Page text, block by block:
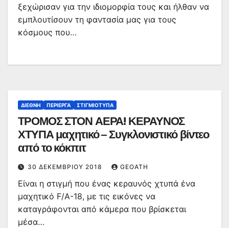
ξεχώρισαν για την ιδιομορφία τους και ήλθαν να
εμπλουτίσουν τη φαντασία μας για τους
κόσμους που…
ΔΙΕΘΝΉ ΠΕΡΊΕΡΓΑ ΣΤΙΓΜΙΌΤΥΠΑ
ΤΡΟΜΟΣ ΣΤΟΝ ΑΕΡΑ! ΚΕΡΑΥΝΟΣ
ΧΤΥΠΑ μαχητικό – Συγκλονιστικό βίντεο
από το κόκπιτ
30 ΔΕΚΕΜΒΡΊΟΥ 2018 GEOATH
Είναι η στιγμή που ένας κεραυνός χτυπά ένα
μαχητικό F/A-18, με τις εικόνες να
καταγράφονται από κάμερα που βρίσκεται
μέσα…